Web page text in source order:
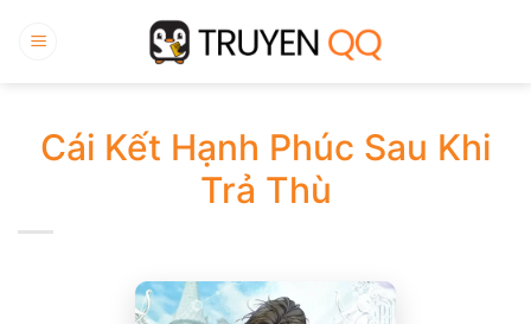
qua
Cái Kết Hạnh Phúc Sau Khi
Trả Thù